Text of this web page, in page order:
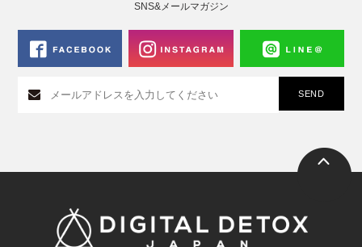
SNS&メールマガジン